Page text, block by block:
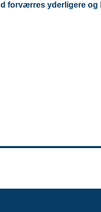
forværres yderligere